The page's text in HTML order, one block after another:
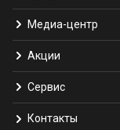
Медиа-центр
Акции
Сервис
Контакты